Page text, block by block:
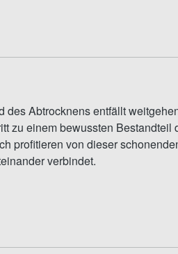
Abtrocknens entfällt
zu einem bewussten Bestandteil
profitieren von dieser
verbindet.